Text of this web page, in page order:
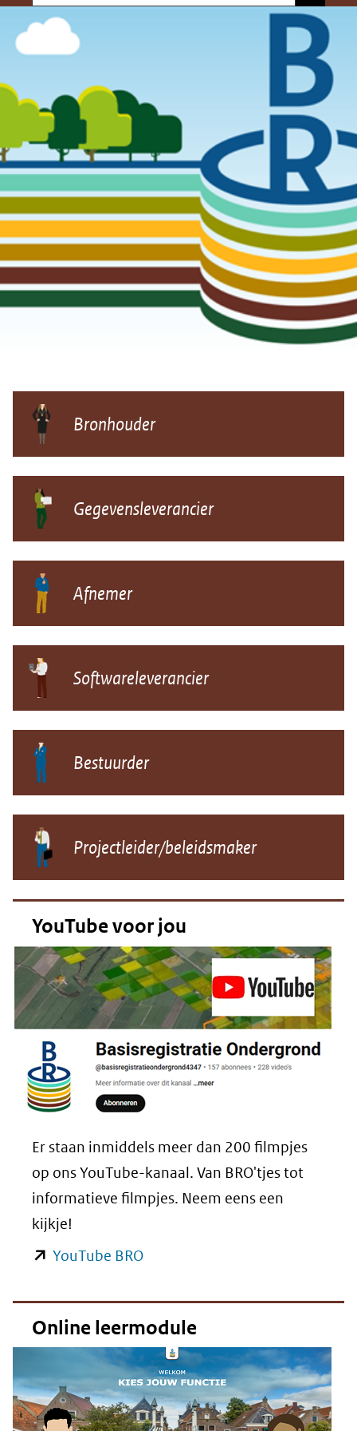
Bronhouder
Gegevensleverancier
Afnemer
Softwareleverancier
Bestuurder
Projectleider/beleidsmaker
YouTube voor jou
Er staan inmiddels meer dan 200 filmpjes
op ons YouTube-kanaal. Van BRO'tjes tot
informatieve filmpjes. Neem eens een
kijkje!
YouTube BRO(opent
nieuw
venster)
(verwijst
naar
een
Online leermodule